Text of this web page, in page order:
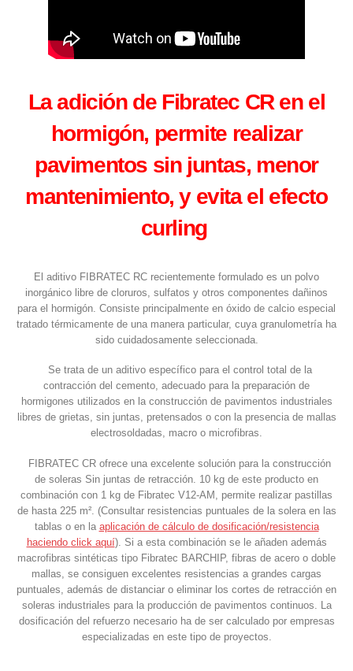
La adición de Fibratec CR en el
hormigón, permite realizar
pavimentos sin juntas, menor
mantenimiento, y evita el efecto
curling
El aditivo FIBRATEC RC recientemente formulado es un polvo
inorgánico libre de cloruros, sulfatos y otros componentes dañinos
para el hormigón. Consiste principalmente en óxido de calcio especial
tratado térmicamente de una manera particular, cuya granulometría ha
sido cuidadosamente seleccionada.
Se trata de un aditivo específico para el control total de la
contracción del cemento, adecuado para la preparación de
hormigones utilizados en la construcción de pavimentos industriales
libres de grietas, sin juntas, pretensados o con la presencia de mallas
electrosoldadas, macro o microfibras.
FIBRATEC CR ofrece una excelente solución para la construcción
de soleras Sin juntas de retracción. 10 kg de este producto en
combinación con 1 kg de Fibratec V12-AM, permite realizar pastillas
de hasta 225 m². (Consultar resistencias puntuales de la solera en las
tablas o en la aplicación de cálculo de dosificación/resistencia
haciendo click aquí). Si a esta combinación se le añaden además
macrofibras sintéticas tipo Fibratec BARCHIP, fibras de acero o doble
mallas, se consiguen excelentes resistencias a grandes cargas
puntuales, además de distanciar o eliminar los cortes de retracción en
soleras industriales para la producción de pavimentos continuos. La
dosificación del refuerzo necesario ha de ser calculado por empresas
especializadas en este tipo de proyectos.